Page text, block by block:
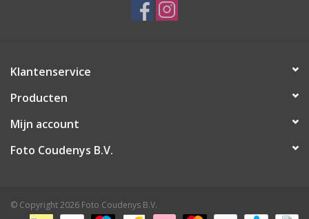
Klantenservice
Producten
Mijn account
Foto Coudenys B.V.
© Copyright 2026 Foto Coudenys B.V.